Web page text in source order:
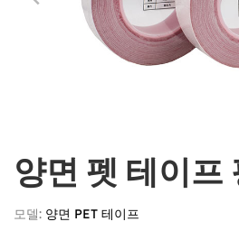
양면 펫 테이프
모델: 양면 PET 테이프